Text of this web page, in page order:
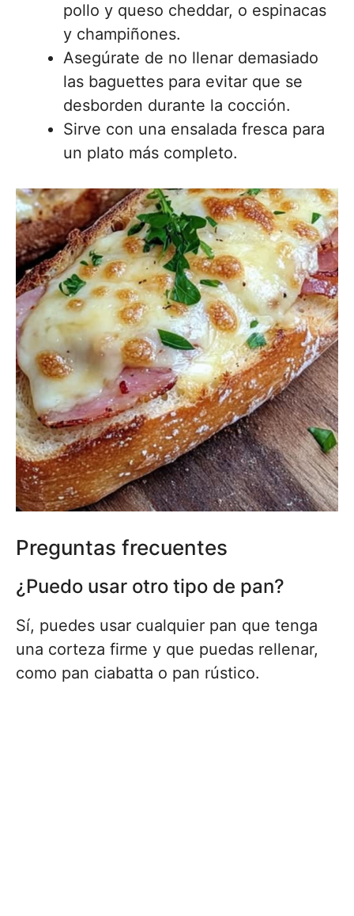
pollo y queso cheddar, o espinacas
y champiñones.
Asegúrate de no llenar demasiado
las baguettes para evitar que se
desborden durante la cocción.
Sirve con una ensalada fresca para
un plato más completo.
Preguntas frecuentes
¿Puedo usar otro tipo de pan?
Sí, puedes usar cualquier pan que tenga
una corteza firme y que puedas rellenar,
como pan ciabatta o pan rústico.